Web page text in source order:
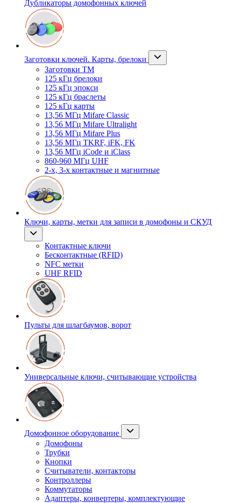
Дубликаторы домофонных ключей
Заготовки ключей. Карты, брелоки
Заготовки ТМ
125 кГц брелоки
125 кГц эпокси
125 кГц браслеты
125 кГц карты
13,56 МГц Mifare Classic
13,56 МГц Mifare Ultralight
13,56 МГц Mifare Plus
13,56 МГц TKRF, iFK, FK
13,56 МГц iCode и iClass
860-960 МГц UHF
2-х, 3-х контактные и магнитные
Ключи, карты, метки для записи в домофоны и СКУД
Контактные ключи
Бесконтактные (RFID)
NFC метки
UHF RFID
Пульты для шлагбаумов, ворот
Универсальные ключи, считывающие устройства
Домофонное оборудование
Домофоны
Трубки
Кнопки
Считыватели, контакторы
Контроллеры
Коммутаторы
Адаптеры, конвертеры, комплектующие